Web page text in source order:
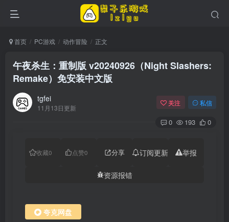
首页 PC游戏 动作冒险 正文
午夜杀生：重制版 v20240926（Night Slashers:
Remake）免安装中文版
tgfei
11月13日更新
关注 私信
0 193 0
收藏0 点赞0 分享 订阅更新 举报
资源报错
夸克网盘